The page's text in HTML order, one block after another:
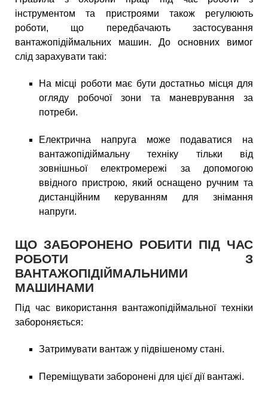
інструментом та пристроями також регулюють
роботи, що передбачають застосування
вантажопідіймальних машин. До основних вимог
слід зарахувати такі:
На місці роботи має бути достатньо місця для
огляду робочої зони та маневрування за
потреби.
Електрична напруга може подаватися на
вантажопідіймальну техніку тільки від
зовнішньої електромережі за допомогою
ввідного пристрою, який оснащено ручним та
дистанційним керуванням для знімання
напруги.
ЩО ЗАБОРОНЕНО РОБИТИ ПІД ЧАС
РОБОТИ З
ВАНТАЖОПІДІЙМАЛЬНИМИ
МАШИНАМИ
Під час використання вантажопідіймальної техніки
забороняється:
Затримувати вантаж у підвішеному стані.
Переміщувати заборонені для цієї дії вантажі.